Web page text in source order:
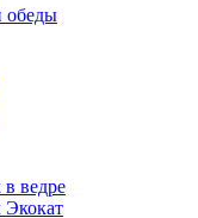
обеды
ведре